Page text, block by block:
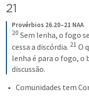
21
Provérbios 26.20–21 NAA
20 Sem lenha, o fogo
cessa a discórdia. 21 O
lenha é para o fogo, o
discussão.
Comunidades tem